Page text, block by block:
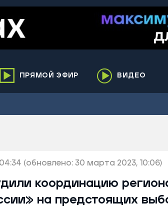
ПРЯМОЙ ЭФИР ВИДЕО
(обновлено: 30 марта 2023, 10:06)
координацию
на предстоящих